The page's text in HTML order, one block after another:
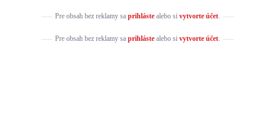
Pre obsah bez reklamy sa prihlástealebo si vytvorte účet.